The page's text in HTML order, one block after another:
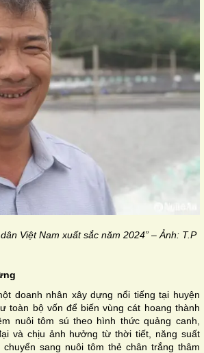
Việt Nam xuất sắc năm 2024” – Ảnh: T.P
doanh nhân xây dựng nổi tiếng tại huyện
toàn bộ vốn để biến vùng cát hoang thành
nuôi tôm sú theo hình thức quảng canh,
và chịu ảnh hưởng từ thời tiết, năng suất
sang nuôi tôm thẻ chân trắng thâm